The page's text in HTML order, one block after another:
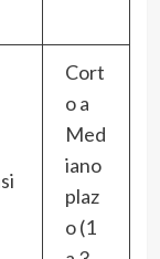
Cort
o a
Med
iano
plaz
o (1